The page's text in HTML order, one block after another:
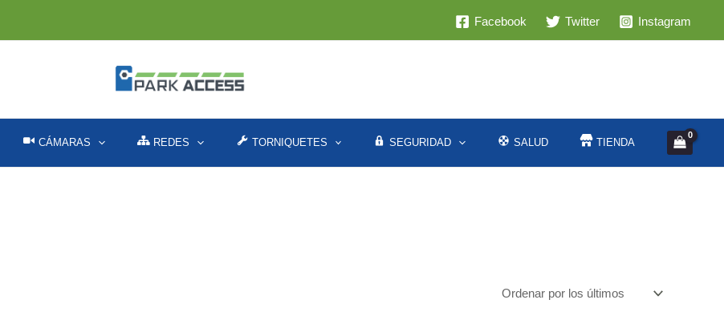
Facebook Twitter Instagram
CÁMARAS REDES TORNIQUETES SEGURIDAD SALUD TIENDA